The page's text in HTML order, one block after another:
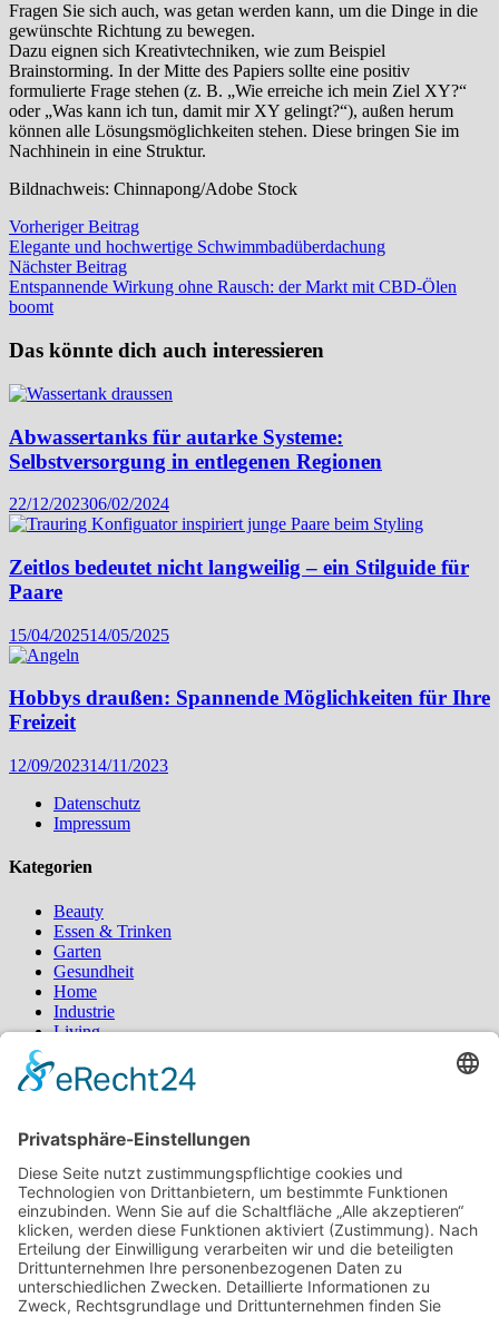
Fragen Sie sich auch, was getan werden kann, um die Dinge in die
gewünschte Richtung zu bewegen.
Dazu eignen sich Kreativtechniken, wie zum Beispiel
Brainstorming. In der Mitte des Papiers sollte eine positiv
formulierte Frage stehen (z. B. „Wie erreiche ich mein Ziel XY?“
oder „Was kann ich tun, damit mir XY gelingt?“), außen herum
können alle Lösungsmöglichkeiten stehen. Diese bringen Sie im
Nachhinein in eine Struktur.
Bildnachweis: Chinnapong/Adobe Stock
Beitragsnavigation
Vorheriger BeitragVorheriger
Beitrag:
Elegante und hochwertige Schwimmbadüberdachung
Nächster BeitragNächster
Beitrag:
Entspannende Wirkung ohne Rausch: der Markt mit CBD-Ölen
boomt
Das könnte dich auch interessieren
Abwassertanks für autarke Systeme:
Selbstversorgung in entlegenen Regionen
22/12/202306/02/2024
Zeitlos bedeutet nicht langweilig – ein Stilguide für
Paare
15/04/202514/05/2025
Hobbys draußen: Spannende Möglichkeiten für Ihre
Freizeit
12/09/202314/11/2023
Datenschutz
Impressum
Kategorien
Beauty
Essen & Trinken
Garten
Gesundheit
Home
Industrie
Living
Styling
Tipps
Schlagwörter
Blumen Blumenstrauß Bürgermagazin Deko Fashion Fernost Garten
Gesundheit Homeoffice Katzen Kosmetik Küche Kühlschrank Lebensmittel
Locken Mobilität Ostern Pilates Pool Produkte Protein Radfahren Rasen
Regenwasser Rollstuhl Schlafzimmer schöne Haare Typberatung Wassertank
Yoga
Suchen
nach: